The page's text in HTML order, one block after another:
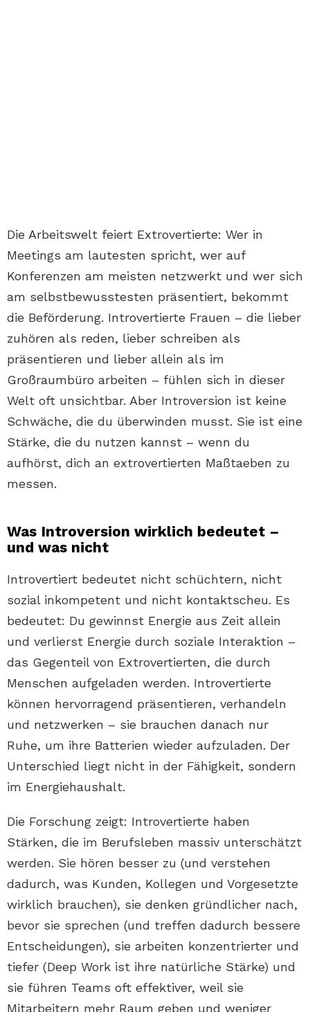
Die Arbeitswelt feiert Extrovertierte: Wer in
Meetings am lautesten spricht, wer auf
Konferenzen am meisten netzwerkt und wer sich
am selbstbewusstesten präsentiert, bekommt
die Beförderung. Introvertierte Frauen – die lieber
zuhören als reden, lieber schreiben als
präsentieren und lieber allein als im
Großraumbüro arbeiten – fühlen sich in dieser
Welt oft unsichtbar. Aber Introversion ist keine
Schwäche, die du überwinden musst. Sie ist eine
Stärke, die du nutzen kannst – wenn du
aufhörst, dich an extrovertierten Maßtaeben zu
messen.
Was Introversion wirklich bedeutet –
und was nicht
Introvertiert bedeutet nicht schüchtern, nicht
sozial inkompetent und nicht kontaktscheu. Es
bedeutet: Du gewinnst Energie aus Zeit allein
und verlierst Energie durch soziale Interaktion –
das Gegenteil von Extrovertierten, die durch
Menschen aufgeladen werden. Introvertierte
können hervorragend präsentieren, verhandeln
und netzwerken – sie brauchen danach nur
Ruhe, um ihre Batterien wieder aufzuladen. Der
Unterschied liegt nicht in der Fähigkeit, sondern
im Energiehaushalt.
Die Forschung zeigt: Introvertierte haben
Stärken, die im Berufsleben massiv unterschätzt
werden. Sie hören besser zu (und verstehen
dadurch, was Kunden, Kollegen und Vorgesetzte
wirklich brauchen), sie denken gründlicher nach,
bevor sie sprechen (und treffen dadurch bessere
Entscheidungen), sie arbeiten konzentrierter und
tiefer (Deep Work ist ihre natürliche Stärke) und
sie führen Teams oft effektiver, weil sie
Mitarbeitern mehr Raum geben und weniger